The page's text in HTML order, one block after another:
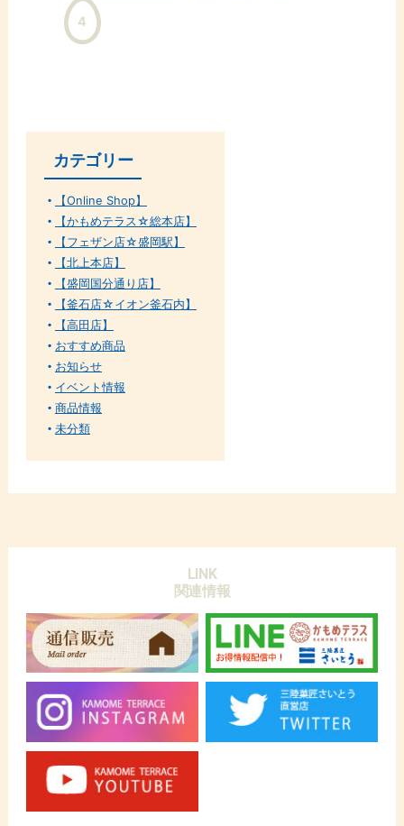
ゲ
ー
4
カテゴリー
【Online Shop】
【かもめテラス☆総本店】
【フェザン店☆盛岡駅】
【北上本店】
【盛岡国分通り店】
【釜石店☆イオン釜石内】
【高田店】
おすすめ商品
お知らせ
イベント情報
商品情報
未分類
LINK
関連情報